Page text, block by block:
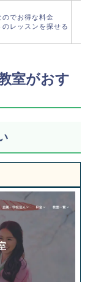
でお得な料金
レッスンを探せる
室がおす